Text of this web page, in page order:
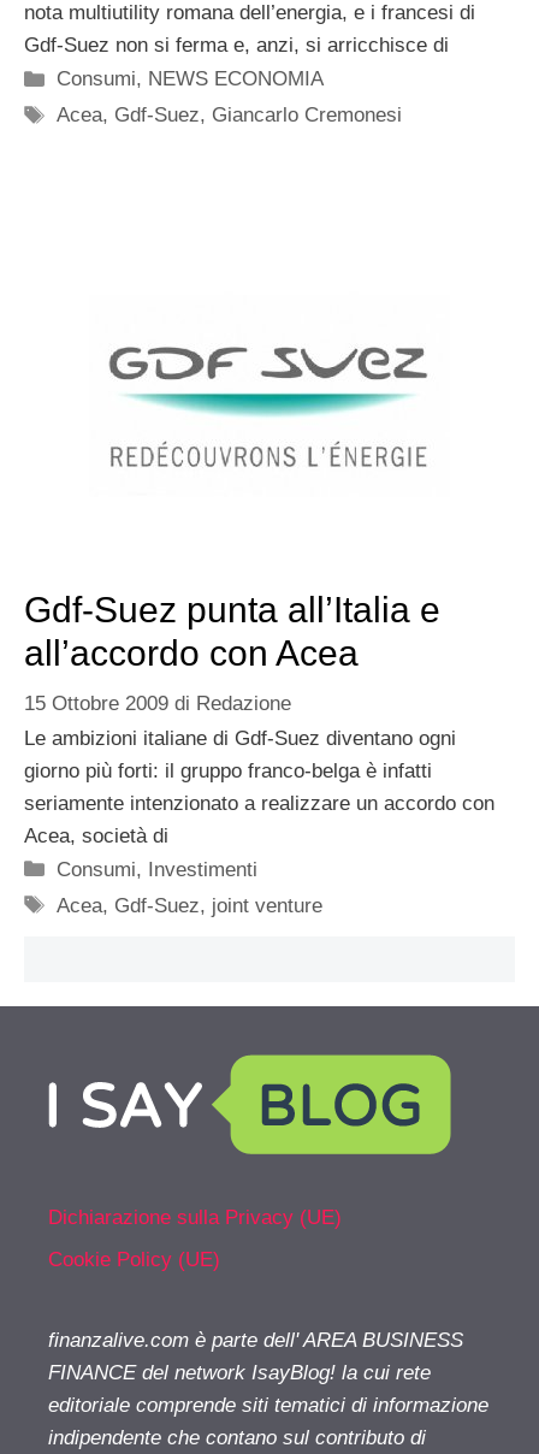
nota multiutility romana dell’energia, e i francesi di
Gdf-Suez non si ferma e, anzi, si arricchisce di
Categorie
Consumi, NEWS ECONOMIA
Tag
Acea, Gdf-Suez, Giancarlo Cremonesi
Gdf-Suez punta all’Italia e
all’accordo con Acea
15 Ottobre 2009 di Redazione
Le ambizioni italiane di Gdf-Suez diventano ogni
giorno più forti: il gruppo franco-belga è infatti
seriamente intenzionato a realizzare un accordo con
Acea, società di
Categorie
Consumi, Investimenti
Tag
Acea, Gdf-Suez, joint venture
Dichiarazione sulla Privacy (UE)
Cookie Policy (UE)
finanzalive.com è parte dell' AREA BUSINESS
FINANCE del network IsayBlog! la cui rete
editoriale comprende siti tematici di informazione
indipendente che contano sul contributo di